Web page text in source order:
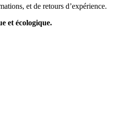
et de retours d’expérience.
et écologique.